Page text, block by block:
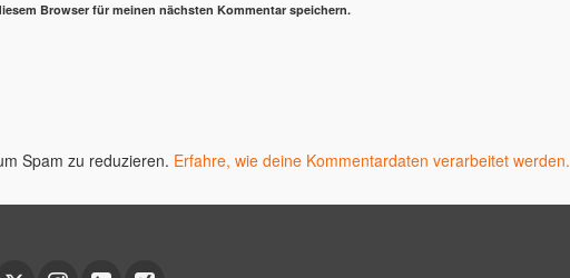
Browser für meinen nächsten Kommentar speichern.
Spam zu reduzieren. Erfahre, wie deine Kommentardaten verarbeitet werden.